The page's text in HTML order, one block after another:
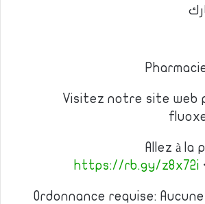
Visitez notre site web
Allez à la
https://rb.gy/z8x72i
Ordonnance requise: